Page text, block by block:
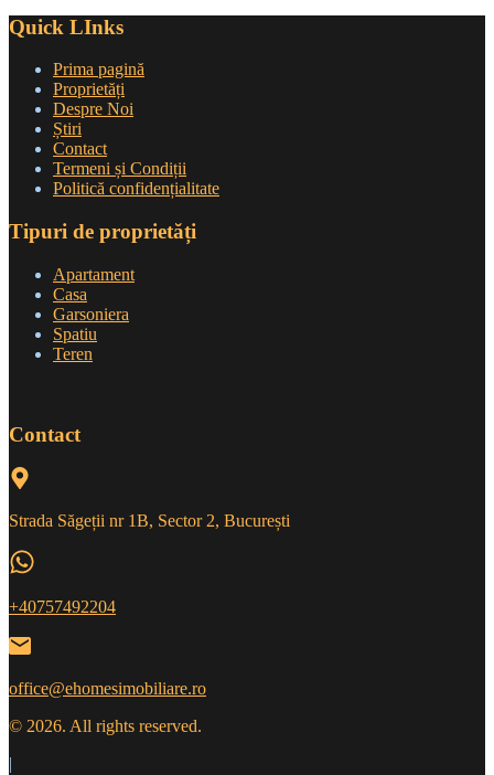
Quick LInks
Prima pagină
Proprietăți
Despre Noi
Știri
Contact
Termeni și Condiții
Politică confidențialitate
Tipuri de proprietăți
Apartament
Casa
Garsoniera
Spatiu
Teren
Contact
Strada Săgeții nr 1B, Sector 2, București
+40757492204
office@ehomesimobiliare.ro
© 2026. All rights reserved.
|